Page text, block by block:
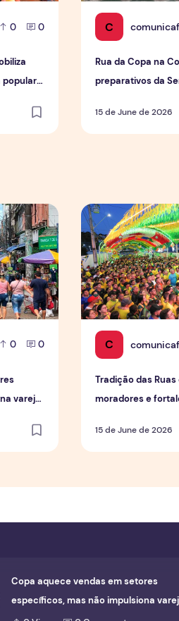
0 0
popular
C
Rua da Copa na
preparativos da
15 de June de 2026
0 0
varejo
específicos, mas não
C
Tradição das
moradores e
15 de June de 2026
Tradição das
Copa aquece vendas em setores
específicos, mas não impulsiona